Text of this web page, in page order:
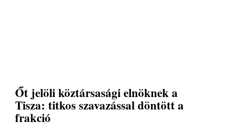
Őt jelöli köztársasági elnöknek a
Tisza: titkos szavazással döntött a
frakció